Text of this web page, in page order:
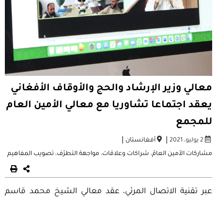
معالي وزير الإرشاد والحج والأوقاف الأفغاني
يعقد اجتماعا تشاوريا مع معالي الأمين العام
للمجمع
2 يوليو، 2021 | أفغانستان
مشاركات الأمين العامّ، شراكات وعلاقات، مواجهة التطرّف، تصويب المفاهيم
عبر تقنية الاتصال المرئي، عقد معالي الشيخ محمد قاسم